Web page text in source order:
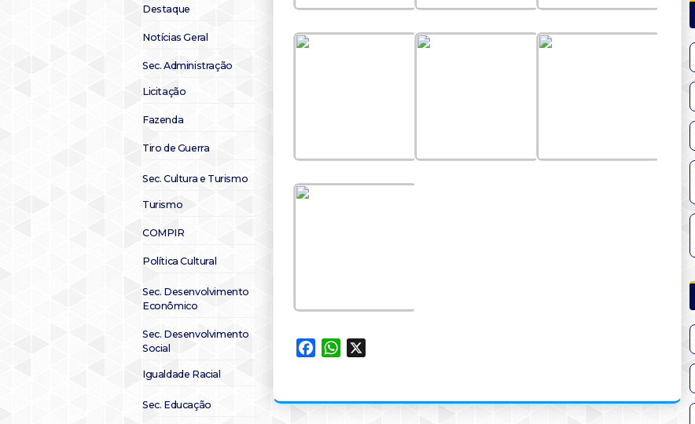
Destaque
Notícias Geral
Sec. Administração
Licitação
Fazenda
Tiro de Guerra
Sec. Cultura e Turismo
Turismo
COMPIR
Política Cultural
Sec. Desenvolvimento
Econômico
Sec. Desenvolvimento
Social
Igualdade Racial
Sec. Educação
FacebookWhatsApp